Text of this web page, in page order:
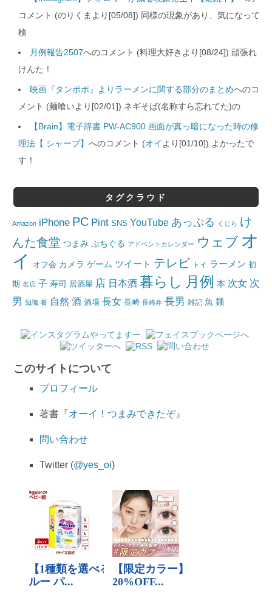
コメント (のりくまより[05/08]) 同様の現象があり、気になって
検
月例報告2507へのコメント (料理大好きより[08/24]) 頑張れ
けんた！
映画『タンポポ』よりラーメンに関する部分のまとめへのコ
メント (麺喰いより[02/01]) ネギそば(名称すら忘れてた)の
【Brain】電子辞書 PW-AC900 画面が真っ暗になった時の修
理法【 シャープ】 へのコメント (オイ より[01/10]) よかったで
す！
タグクラウド
Amazon iPhone PC Pint SNS YouTube あっぷる くじら け
んた食堂 つまみ ぷちぐる アドベントカレンダー ウェブ オ
イ
オフ会 カメラ ゲーム ツイート テレビ トイ ラーメン 初
期 名店 子 寿司 居酒屋 店 日本酒 暮らし 月例 本 次女 次
男 知識 肴 自然 酒 酒場 長女 長崎 長崎弁 長男 雑記 魚 麺
このサイトについて
プロフィール
著書『オーイ！つまみできたぞ』
問い合わせ
Twitter (@yes_oi)